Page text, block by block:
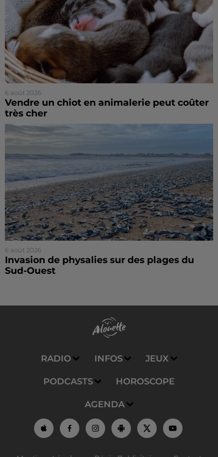
6 août 2026
Vendre un chiot en animalerie peut coûter
très cher
6 août 2026
Invasion de physalies sur des plages du
Sud-Ouest
RADIO INFOS JEUX
PODCASTS HOROSCOPE
AGENDA